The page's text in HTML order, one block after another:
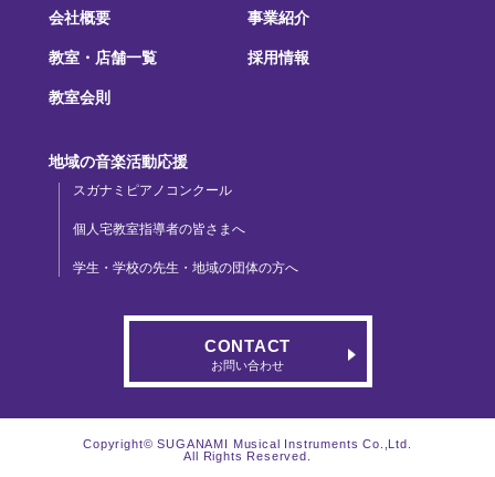
会社概要 事業紹介
教室・店舗一覧 採用情報
教室会則
地域の音楽活動応援
スガナミピアノコンクール
個人宅教室指導者の皆さまへ
学生・学校の先生・地域の団体の方へ
CONTACT
お問い合わせ
Copyright© SUGANAMI Musical Instruments Co.,Ltd.
All Rights Reserved.